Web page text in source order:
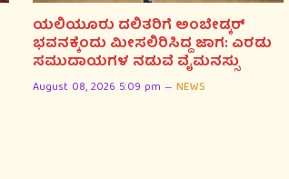
ಯಲಿಯೂರು ದಲಿತರಿಗೆ ಅಂಬೇಡ್ಕರ್
ಭವನಕ್ಕೆಂದು ಮೀಸಲಿರಿಸಿದ್ದ ಜಾಗ: ಎರಡು
ಸಮುದಾಯಗಳ ನಡುವೆ ವೈಮನಸ್ಸು
August 08, 2026 5:09 pm NEWS